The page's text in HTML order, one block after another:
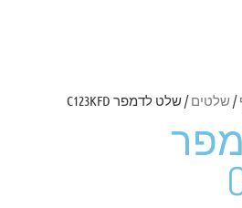
/שלטים/ שלט לדמפר C123KFD